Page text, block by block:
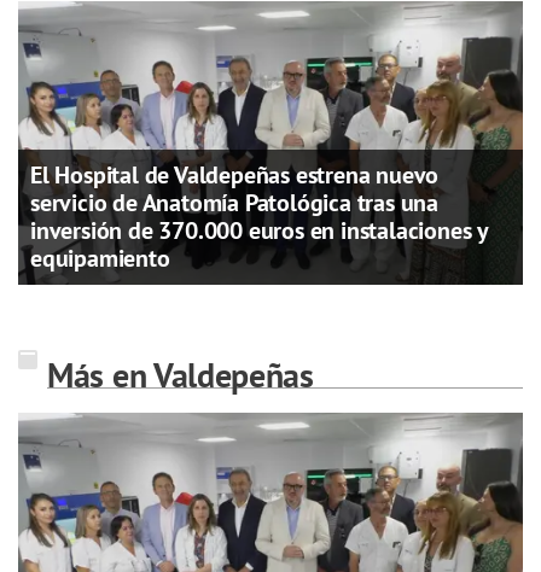
El Hospital de Valdepeñas estrena nuevo
servicio de Anatomía Patológica tras una
inversión de 370.000 euros en instalaciones y
equipamiento
Más en Valdepeñas